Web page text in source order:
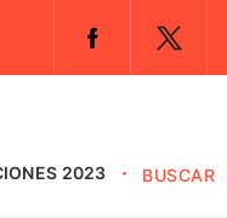
2023